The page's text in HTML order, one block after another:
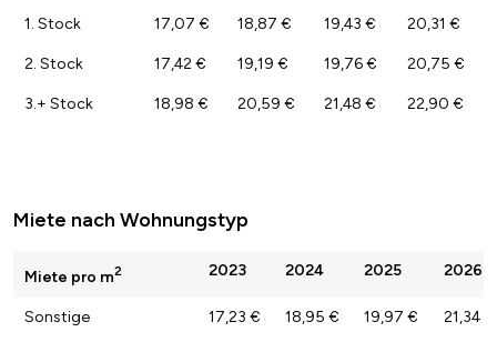
1. Stock 17,07 € 18,87 € 19,43 € 20,31 €
2. Stock 17,42 € 19,19 € 19,76 € 20,75 €
3.+ Stock 18,98 € 20,59 € 21,48 € 22,90 €
Miete nach Wohnungstyp
Miete pro m2 2023 2024 2025 2026
Sonstige 17,23 € 18,95 € 19,97 € 21,34 €